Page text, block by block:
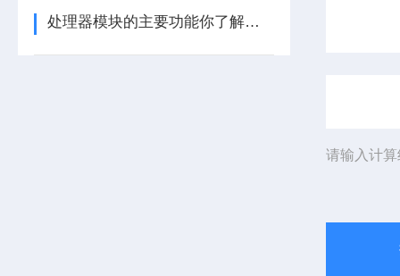
处理器模块的主要功能你了解多少呢
请输入计